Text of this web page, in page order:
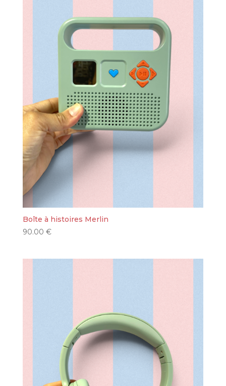
Boîte à histoires Merlin
90.00 €